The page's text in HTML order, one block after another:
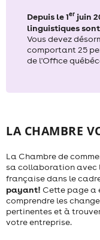
Depuis le 1er juin
linguistiques
Vous devez
comportant 25
de l'Office
LA CHAMBRE
La Chambre de
sa collaboration avec
française dans le
payant! Cette page a
comprendre les
pertinentes et à
votre entreprise.